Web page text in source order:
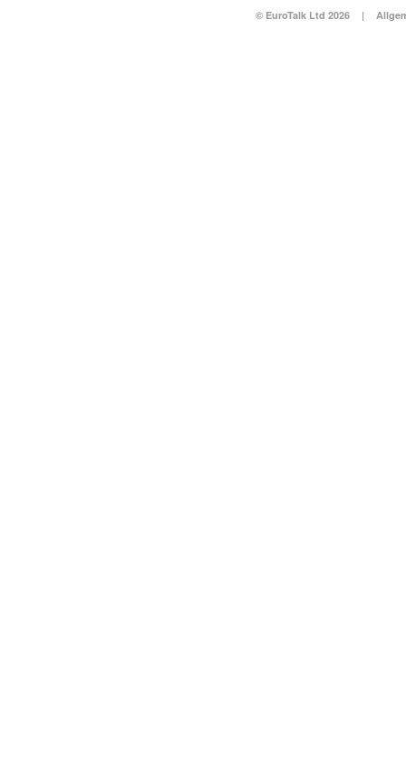
© EuroTalk Ltd 2026 |